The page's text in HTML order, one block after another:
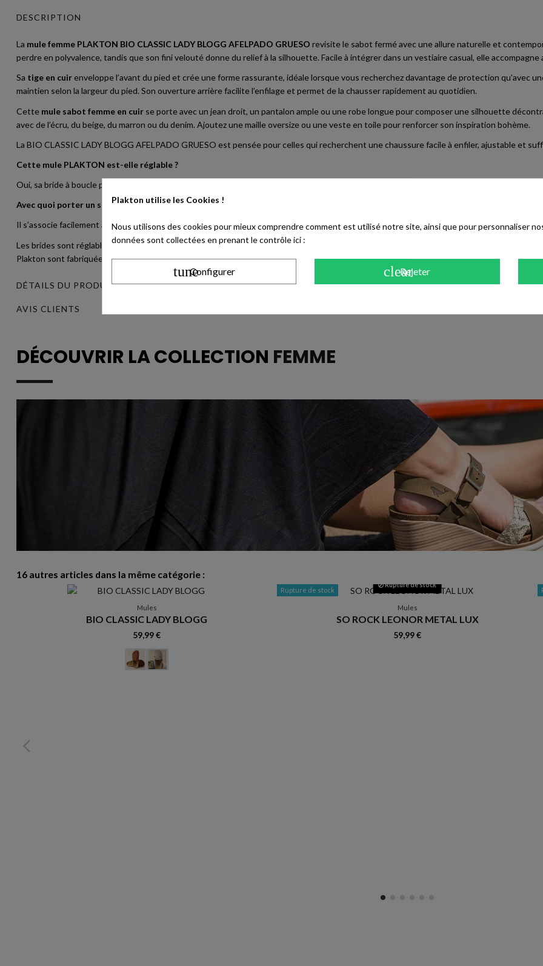
DESCRIPTION
La mule femme PLAKTON BIO CLASSIC LADY BLOGG AFELPADO GRUESO revisite le sabot fermé avec une allure naturelle et
perdre en polyvalence, tandis que son fini velouté donne du relief à la silhouette. Facile à intégrer dans un vestiaire casual, elle
Sa tige en cuirenveloppe l’avant du pied et crée une forme rassurante, idéale lorsque vous recherchez davantage de protection qu’avec
maintien selon la largeur du pied. Son ouverture arrière facilite l’enfilage et permet de la chausser rapidement au quotidien.
Cette mule sabot femme en cuir se porte avec un jean droit, un pantalon ample ou une robe longue pour composer une silhouette
avec de l’écru, du beige, du marron ou du denim. Ajoutez une maille oversize ou une veste en toile pour renforcer son inspiration bohème.
La BIO CLASSIC LADY BLOGG AFELPADO GRUESO est pensée pour celles qui recherchent une chaussure facile à enfiler, ajustable et
Cette mule PLAKTON est-elle réglable ?
Oui, sa bride à boucle permet d’adapter le maintien selon la largeur du pied pour obtenir un porté personnalisé.
Avec quoi porter un sabot femme vert ?
Il s’associe facilement à un jean, un pantalon beige, une robe écrue ou une maille marron pour créer un look naturel et moderne.
Les brides sont réglables à l'aide d'une boucle sans nickel (Nickel Free), ce pour limiter les risques d'allergies, comme tous les accessoires
Plakton sont fabriquées en Espagne. La marque s'engage dans la réduction des émissions de CO₂ grâce à des matériaux naturels
DÉTAILS DU PRODUIT
AVIS CLIENTS
DÉCOUVRIR LA COLLECTION FEMME
16 autres articles dans la même catégorie :
Mules
BIO CLASSIC LADY BLOGG
59,99 €
Rupture de stock
Rupture de stock
Mules
SO ROCK LEONOR METAL LUX
59,99 €
Plakton utilise les Cookies !
Nous utilisons des cookies pour mieux comprendre comment est utilisé notre site, ainsi que pour personnaliser
données sont collectées en prenant le contrôle ici :
tuneConfigurer clearRejeter